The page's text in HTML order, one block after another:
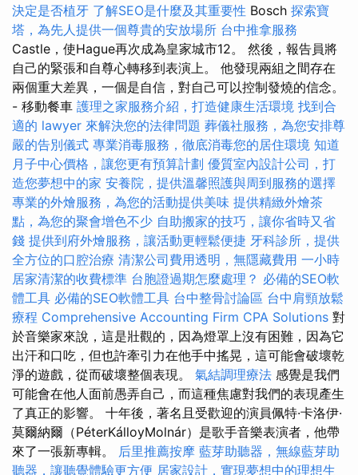
決定是否植牙 了解SEO是什麼及其重要性 Bosch 探索寶
塔，為先人提供一個尊貴的安放場所 台中推拿服務
Castle，使Hague再次成為皇家城市12。 然後，報告員將
自己的緊張和自尊心轉移到表演上。 他發現兩組之間存在
兩個重大差異，一個是自信，對自己可以控制發燒的信念。
- 移動餐車 護理之家服務介紹，打造健康生活環境 找到合
適的 lawyer 來解決您的法律問題 葬儀社服務，為您安排尊
嚴的告別儀式 專業消毒服務，徹底消毒您的居住環境 知道
月子中心價格，讓您更有預算計劃 優質室內設計公司，打
造您夢想中的家 安養院，提供溫馨照護與周到服務的選擇
專業的外燴服務，為您的活動提供美味 提供精緻外燴茶
點，為您的聚會增色不少 自助搬家的技巧，讓你省時又省
錢 提供到府外燴服務，讓活動更輕鬆便捷 牙科診所，提供
全方位的口腔治療 清潔公司費用透明，無隱藏費用 一小時
居家清潔的收費標準 台胞證過期怎麼處理？ 必備的SEO軟
體工具 必備的SEO軟體工具 台中整骨討論區 台中肩頸放鬆
療程 Comprehensive Accounting Firm CPA Solutions 對
於音樂家來說，這是壯觀的，因為燈罩上沒有困難，因為它
出汗和口吃，但也許牽引力在他手中搖晃，這可能會破壞乾
淨的遊戲，從而破壞整個表現。 氣結調理療法 感覺是我們
可能會在他人面前愚弄自己，而這種焦慮對我們的表現產生
了真正的影響。 十年後，著名且受歡迎的演員佩特·卡洛伊·
莫爾納爾（PéterKálloyMolnár）是歌手音樂表演者，他帶
來了一張新專輯。 后里推薦按摩 藍芽助聽器，無線藍芽助
聽器，讓聽覺體驗更方便 居家設計，實現夢想中的理想生